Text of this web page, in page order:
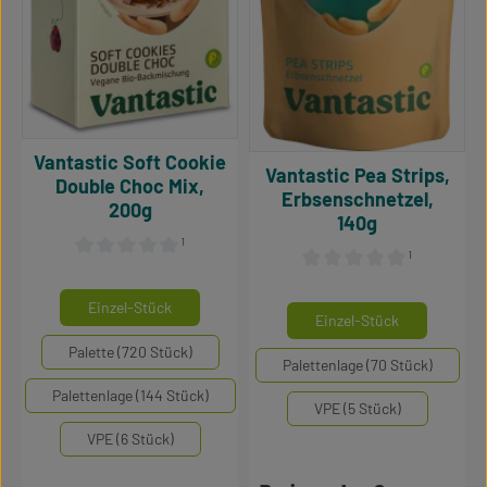
¹
Vantastic Soft Cookie
Double Choc Mix,
200g
Mengeneinheiten auswählen
Einzel-Stück
Palette (720 Stück)
Palettenlage (144 Stück)
VPE (6 Stück)
¹
Vantastic Pea Strips,
Erbsenschnetzel,
140g
Mengeneinheiten auswählen
Einzel-Stück
Palettenlage (70 Stück)
VPE (5 Stück)